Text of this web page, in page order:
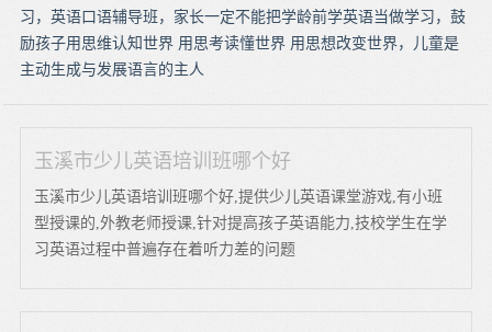
习，英语口语辅导班，家长一定不能把学龄前学英语当做学习，鼓
励孩子用思维认知世界 用思考读懂世界 用思想改变世界，儿童是
主动生成与发展语言的主人
玉溪市少儿英语培训班哪个好
玉溪市少儿英语培训班哪个好,提供少儿英语课堂游戏,有小班
型授课的,外教老师授课,针对提高孩子英语能力,技校学生在学
习英语过程中普遍存在着听力差的问题